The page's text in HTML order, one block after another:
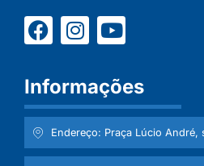
Informações
Endereço: Praça Lúcio André,